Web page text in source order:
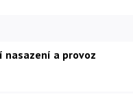
a provoz